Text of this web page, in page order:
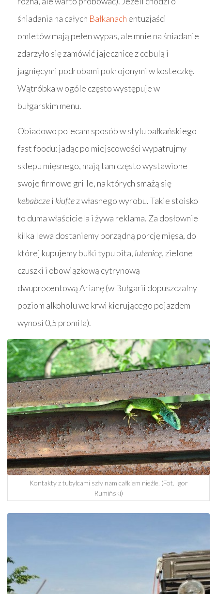
śniadania na całych Bałkanach entuzjaści
omletów mają pełen wypas, ale mnie na śniadanie
zdarzyło się zamówić jajecznicę z cebulą i
jagnięcymi podrobami pokrojonymi w kosteczkę.
Wątróbka w ogóle często występuje w
bułgarskim menu.
Obiadowo polecam sposób w stylu bałkańskiego
fast foodu: jadąc po miejscowości wypatrujmy
sklepu mięsnego, mają tam często wystawione
swoje firmowe grille, na których smażą się
kebabczei kiuftez własnego wyrobu. Takie stoisko
to duma właściciela i żywa reklama. Za dosłownie
kilka lewa dostaniemy porządną porcję mięsa, do
której kupujemy bułki typu pita, lutenicę, zielone
czuszki i obowiązkową cytrynową
dwuprocentową Arianę (w Bułgarii dopuszczalny
poziom alkoholu we krwi kierującego pojazdem
wynosi 0,5 promila).
Kontakty z tubylcami szły nam całkiem nieźle. (Fot. Igor
Rumiński)